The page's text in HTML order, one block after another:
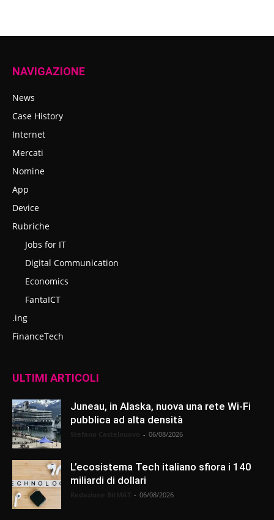
NAVIGAZIONE
News
Case History
Internet
Mercati
Nomine
App
Device
Rubriche
Jobs for IT
Digital Communication
Economics
FantaICT
.ing
FinanceTech
ULTIMI ARTICOLI
Juneau, in Alaska, nuova una rete Wi-Fi
pubblica ad alta densità
- 06/08/2026
L’ecosistema Tech italiano sfiora i 140
miliardi di dollari
- 06/08/2026